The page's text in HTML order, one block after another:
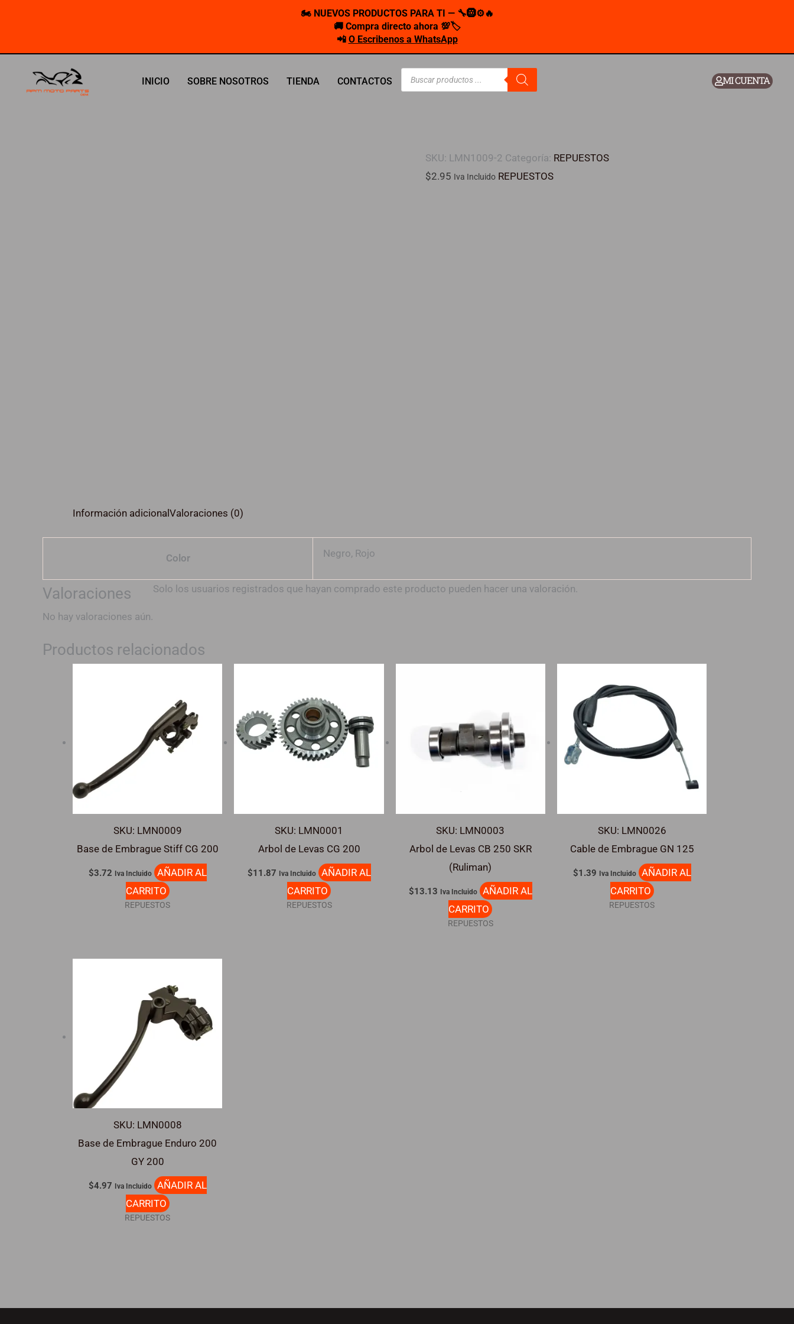
🏍️ NUEVOS PRODUCTOS PARA TI — 🔧🛞⚙️🔥
🚚 Compra directo ahora 💯🏷️
📲 O Escribenos a WhatsApp
INICIO SOBRE NOSOTROS TIENDA CONTACTOS
Búsqueda
productos
MI CUENTA
SKU: LMN1009-2 Categoría: REPUESTOS
$2.95 Iva Incluido REPUESTOS
Información adicionalValoraciones (0)
Color Negro, Rojo
Valoraciones
No hay valoraciones aún.
Solo los usuarios registrados que hayan comprado este producto pueden hacer una valoración.
Productos relacionados
SKU: LMN0009
Base de Embrague Stiff CG 200
$3.72 Iva Incluido
AÑADIR AL
CARRITO
REPUESTOS
SKU: LMN0001
Arbol de Levas CG 200
$11.87 Iva Incluido
AÑADIR AL
CARRITO
REPUESTOS
SKU: LMN0003
Arbol de Levas CB 250 SKR
(Ruliman)
$13.13 Iva Incluido
AÑADIR AL
CARRITO
REPUESTOS
SKU: LMN0026
Cable de Embrague GN 125
$1.39 Iva Incluido
AÑADIR AL
CARRITO
REPUESTOS
SKU: LMN0008
Base de Embrague Enduro 200
GY 200
$4.97 Iva Incluido
AÑADIR AL
CARRITO
REPUESTOS